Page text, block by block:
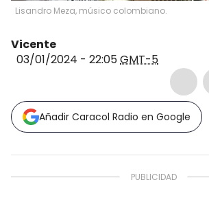
Lisandro Meza, músico colombiano.
Vicente
03/01/2024 - 22:05GMT-5
Añadir Caracol Radio en Google